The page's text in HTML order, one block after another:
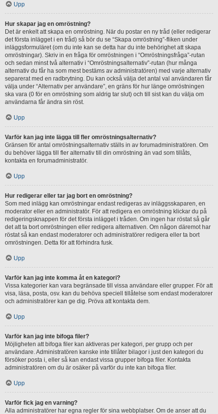
Upp
Hur skapar jag en omröstning?
Det är enkelt att skapa en omröstning. När du postar en ny tråd (eller redigerar
det första inlägget i en tråd) så bör du se “Skapa omröstning”-fliken under
inläggsformuläret (om du inte kan se detta har du inte behörighet att skapa
omröstningar). Skriv in en fråga för omröstningen i “Omröstningsfråga”-rutan
och sedan minst två alternativ i “Omröstningsalternativ”-rutan (hur många
alternativ du får ha som mest bestäms av administratören) med varje alternativ
separerat med en radbrytning. Du kan också välja det antal val användaren får
välja under “Alternativ per användare”, en gräns för hur länge omröstningen
ska vara (0 för en omröstning som aldrig tar slut) och till sist kan du välja om
användarna får ändra sin röst.
Upp
Varför kan jag inte lägga till fler omröstningsalternativ?
Gränsen för antal omröstningsalternativ ställs in av forumadministratören. Om
du behöver lägga till fler alternativ till din omröstning än vad som tillåts,
kontakta en forumadministratör.
Upp
Hur redigerar eller tar jag bort en omröstning?
Som med inlägg kan omröstningar endast redigeras av inläggsskaparen, en
moderator eller en administratör. För att redigera en omröstning klickar du på
redigeringsknappen för det första inlägget i tråden. Om ingen har röstat så går
det att ta bort omröstningen eller redigera alternativen. Om någon däremot har
röstat så kan endast moderatorer och administratörer redigera eller ta bort
omröstningen. Detta för att förhindra fusk.
Upp
Varför kan jag inte komma åt en kategori?
Vissa kategorier kan vara begränsade till vissa användare eller grupper. För att
visa, läsa, posta, osv. kan du behöva speciell tillåtelse som endast moderatorer
och administratörer kan ge dig. Pröva att kontakta dem.
Upp
Varför kan jag inte bifoga filer?
Möjligheten att bifoga filer kan aktiveras per kategori, per grupp och per
användare. Administratören kanske inte tillåter bilagor i just den kategori du
försöker posta i, eller så kan endast vissa grupper bifoga filer. Kontakta
administratören om du är osäker på varför du inte kan bifoga filer.
Upp
Varför fick jag en varning?
Alla administratörer har egna regler för sina webbplatser. Om de anser att du